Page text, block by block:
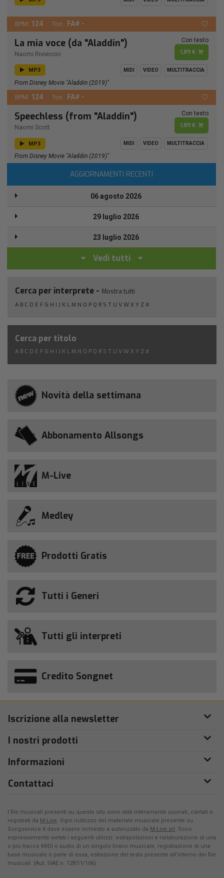
BPM: 124 Ton.: FA# -
La mia voce (da "Aladdin")
Naomi Rivieccio
Con testo
1,89 €
MP3 MIDI VIDEO MULTITRACCIA
From Disney Movie "Aladdin (2019)"
BPM: 124 Ton.: FA# -
Speechless (from "Aladdin")
Naomi Scott
Con testo
1,89 €
MP3 MIDI VIDEO MULTITRACCIA
From Disney Movie "Aladdin (2019)"
AGGIORNAMENTI RECENTI
06 agosto 2026
29 luglio 2026
23 luglio 2026
Vedi tutti
Cerca per interprete - Mostra tutti
A B C D E F G H I J K L M N O P Q R S T U V W X Y Z #
Cerca per titolo
A B C D E F G H I J K L M N O P Q R S T U V W X Y Z #
Novità della settimana
Abbonamento Allsongs
M-Live
Medley
Prodotti Gratis
Tutti i Generi
Tutti gli interpreti
Credito Songnet
Iscrizione alla newsletter
I nostri prodotti
Informazioni
Contattaci
I file musicali presenti su questo sito sono stati interamente suonati, cantati e
registrati da M-Live. Ogni riutilizzo del materiale musicale presente su
Songservice.it deve essere richiesto e autorizzato da M-Live srl . Sono
espressamente vietati i seguenti utilizzi: estrapolazioni e rielaborazione di una
o più tracce MIDI o audio di un singolo brano musicale, registrazione di una
base musicale o parte di essa, estrazione del testo presente all'interno dei file
musicali. (Aut. SIAE n. 1287/I/106)